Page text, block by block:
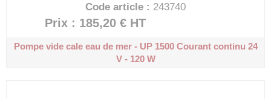
Code article : 243740
Prix : 185,20 € HT
Pompe vide cale eau de mer - UP 1500Courant continu 24
V - 120 W